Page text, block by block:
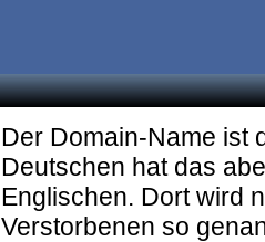
Der Domain-Name ist
Deutschen hat das
Englischen. Dort wird
Verstorbenen so